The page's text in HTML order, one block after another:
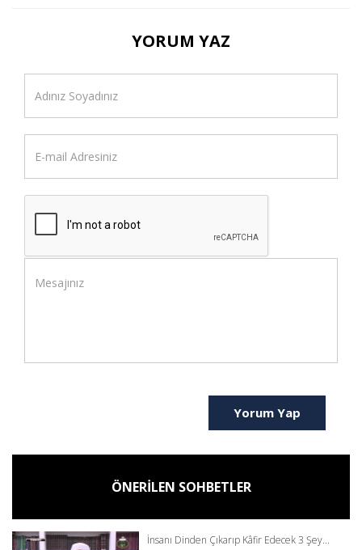
YORUM YAZ
Yorum Yap
ÖNERİLEN SOHBETLER
İnsanı Dinden Çıkarıp Kâfir Edecek 3 Şey...